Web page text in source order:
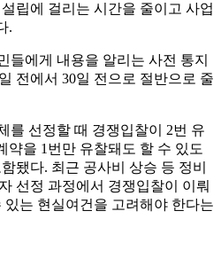
립에 걸리는 시간을 줄이고 사업
.
들에게 내용을 알리는 사전 통지
전에서 30일 전으로 절반으로 줄
를 선정할 때 경쟁입찰이 2번 유
약을 1번만 유찰돼도 할 수 있도
됐다. 최근 공사비 상승 등 정비
선정 과정에서 경쟁입찰이 이뤄
는 현실여건을 고려해야 한다는